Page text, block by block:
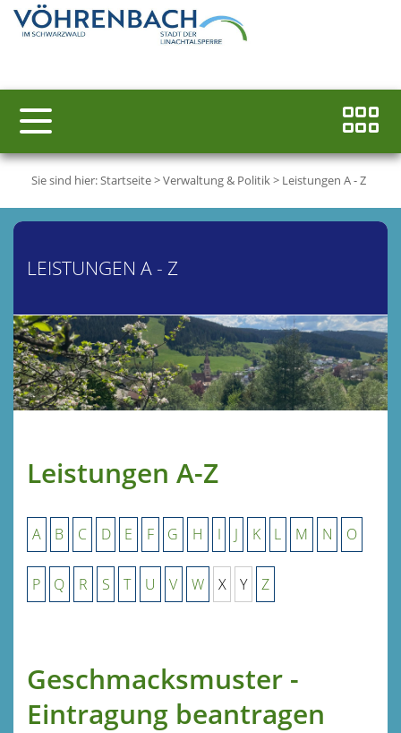
Sie sind hier:Startseite>Verwaltung & Politik> Leistungen A - Z
LEISTUNGEN A - Z
Leistungen A-Z
A B C D E F G H I J K L M N O
P Q R S T U V W X Y Z
Geschmacksmuster -
Eintragung beantragen